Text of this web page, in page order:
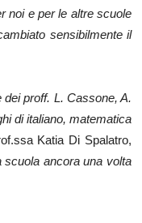
noi e per le altre scuole
sensibilmente il
dei proff. L. Cassone, A.
di italiano, matematica
Katia Di Spalatro,
scuola ancora una volta